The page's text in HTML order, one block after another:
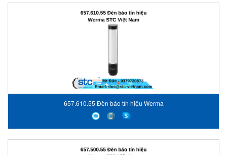
657.610.55 Đèn báo tín hiệu Werma